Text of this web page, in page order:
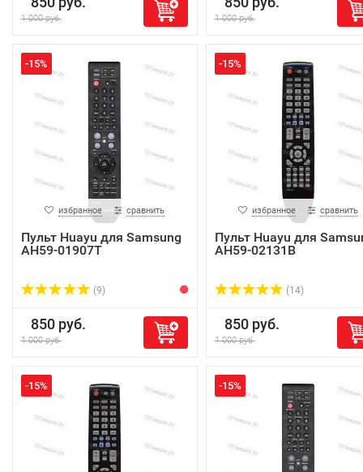
1 000 руб. 1 000 руб.
-15%
избранное сравнить
Пульт Huayu для Samsung
AH59-01907T
(9)
850 руб.
1 000 руб.
-15%
избранное сравнить
Пульт Huayu для
AH59-02131B
(14)
850 руб.
1 000 руб.
-15% -15%